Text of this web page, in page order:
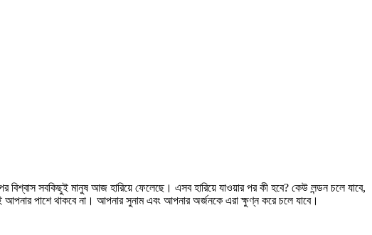
সবকিছুই মানুষ আজ হারিয়ে ফেলেছে। এসব হারিয়ে যাওয়ার পর কী হবে? কেউ লন্ডন চলে যাবে,
আপনার পাশে থাকবে না। আপনার সুনাম এবং আপনার অর্জনকে এরা ক্ষুণ্ন করে চলে যাবে।